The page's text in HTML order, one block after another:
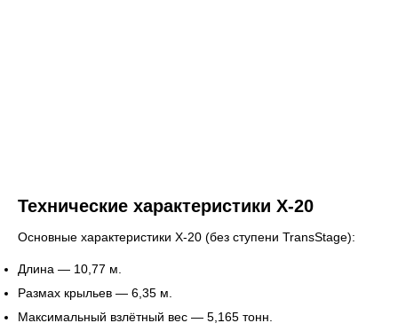
Технические характеристики Х-20
Основные характеристики Х-20 (без ступени TransStage):
Длина — 10,77 м.
Размах крыльев — 6,35 м.
Максимальный взлётный вес — 5,165 тонн.